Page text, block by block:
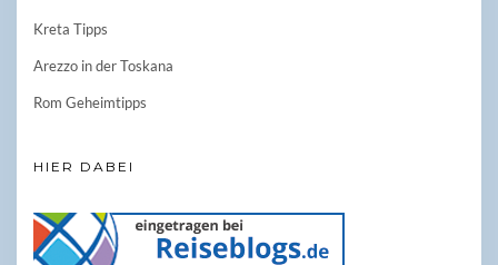
Kreta Tipps
Arezzo in der Toskana
Rom Geheimtipps
HIER DABEI